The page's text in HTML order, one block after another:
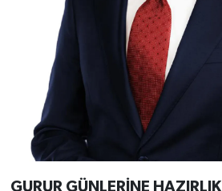
GURUR GÜNLERİNE HAZIRLIK